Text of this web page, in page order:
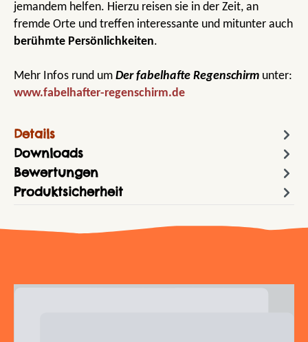
jemandem helfen. Hierzu reisen sie in der Zeit, an
fremde Orte und treffen interessante und mitunter auch
berühmte Persönlichkeiten.
Mehr Infos rund um Der fabelhafte Regenschirm unter:
www.fabelhafter-regenschirm.de
Details
Downloads
Bewertungen
Produktsicherheit